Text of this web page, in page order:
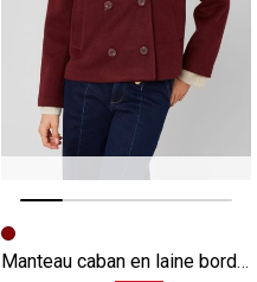
Image précédente
Image suivante
Manteau caban en laine bordeaux